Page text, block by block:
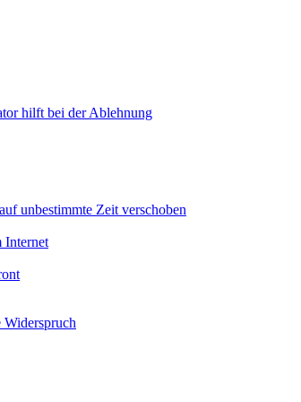
hilft bei der Ablehnung
unbestimmte Zeit verschoben
Internet
Widerspruch